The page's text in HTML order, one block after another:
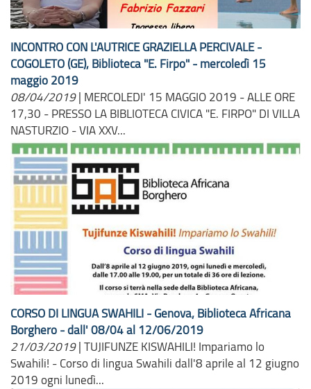
INCONTRO CON L'AUTRICE GRAZIELLA PERCIVALE -
COGOLETO (GE), Biblioteca "E. Firpo" - mercoledì 15
maggio 2019
08/04/2019 | MERCOLEDI' 15 MAGGIO 2019 - ALLE ORE
17,30 - PRESSO LA BIBLIOTECA CIVICA "E. FIRPO" DI VILLA
NASTURZIO - VIA XXV...
CORSO DI LINGUA SWAHILI - Genova, Biblioteca Africana
Borghero - dall' 08/04 al 12/06/2019
21/03/2019 | TUJIFUNZE KISWAHILI! Impariamo lo
Swahili! - Corso di lingua Swahili dall'8 aprile al 12 giugno
2019 ogni lunedì...